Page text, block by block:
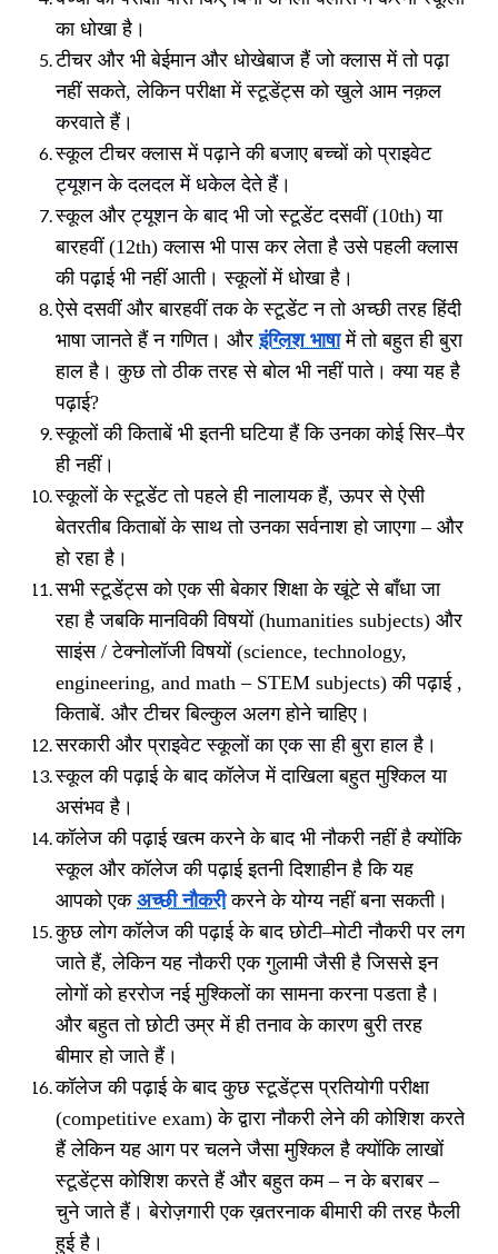
का धोखा है।
टीचर और भी बेईमान और धोखेबाज हैं जो क्लास में तो पढ़ा
नहीं सकते,लेकिन परीक्षा में स्टूडेंट्स को खुले आम नक़ल
करवाते हैं।
स्कूल टीचर क्लास में पढ़ाने की बजाए बच्चों कोप्राइवेट
ट्यूशन के दलदल में धकेल देते हैं ।
स्कूल औरट्यूशन के बाद भीजो स्टूडेंट दसवीं (10th)या
बारहवीं (12th)क्लास भी पास कर लेता है उसे पहली क्लास
की पढ़ाई भी नहीं आती। स्कूलों में धोखा है।
ऐसे दसवीं और बारहवीं तक के स्टूडेंट न तो अच्छी तरह हिंदी
भाषा जानते हैं न गणित। औरइंग्लिश भाषामें तो बहुत ही बुरा
हाल है। कुछ तो ठीक तरह से बोल भी नहीं पाते। क्या यह है
पढ़ाई?
स्कूलों की किताबें भी इतनी घटिया हैं कि उनका कोई सिर–पैर
ही नहीं।
स्कूलों के स्टूडेंट तो पहले ही नालायक हैं,ऊपर से ऐसी
बेतरतीब किताबों के साथ तो उनका सर्वनाश हो जाएगा– और
हो रहा है।
सभी स्टूडेंट्स को एक सी बेकार शिक्षा के खूंटे से बाँधा जा
रहा है जबकि मानविकी विषयों (humanities subjects) और
साइंस /टेक्नोलॉजी विषयों (science, technology,
engineering, and math – STEM subjects)की पढ़ाई ,
किताबें. और टीचर बिल्कुल अलग होने चाहिए।
सरकारी औरप्राइवेट स्कूलों का एक सा ही बुरा हाल है।
स्कूल की पढ़ाई के बाद कॉलेज में दाखिला बहुत मुश्किल या
असंभव है।
कॉलेज की पढ़ाई खत्म करने के बाद भी नौकरी नहीं है क्योंकि
स्कूल और कॉलेज की पढ़ाई इतनी दिशाहीन है कि यह
आपको एक अच्छी नौकरीकरने के योग्य नहीं बना सकती।
कुछ लोग कॉलेज की पढ़ाई के बाद छोटी–मोटी नौकरी पर लग
जाते हैं,लेकिन यह नौकरी एक गुलामी जैसी है जिससे इन
लोगों को हररोज नई मुश्किलों का सामना करना पडता है।
और बहुत तो छोटी उम्र में ही तनाव के कारण बुरी तरह
बीमार हो जाते हैं।
कॉलेज की पढ़ाई के बाद कुछ स्टूडेंट्स प्रतियोगी परीक्षा
(competitive exam)के द्वारा नौकरी लेने की कोशिश करते
हैं लेकिन यह आग पर चलने जैसा मुश्किल है क्योंकि लाखों
स्टूडेंट्स कोशिश करते हैं और बहुत कम–न के बराबर–
चुने जाते हैं। बेरोज़गारी एक ख़तरनाक बीमारी की तरह फैली
हुई है।